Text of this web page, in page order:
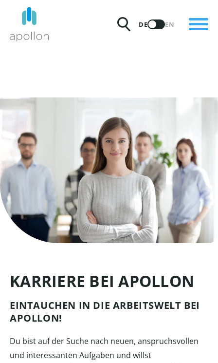
PARTNER
WARUM APOLLON
DE EN
KARRIERE BEI APOLLON
EINTAUCHEN IN DIE ARBEITSWELT BEI
APOLLON!
Du bist auf der Suche nach neuen, anspruchsvollen
und interessanten Aufgaben und willst